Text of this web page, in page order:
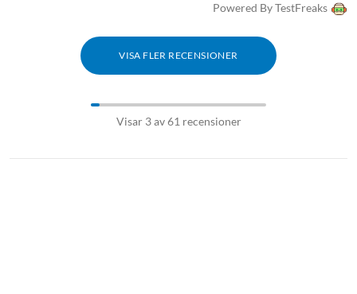
Powered By TestFreaks
VISA FLER RECENSIONER
Visar 3 av 61 recensioner